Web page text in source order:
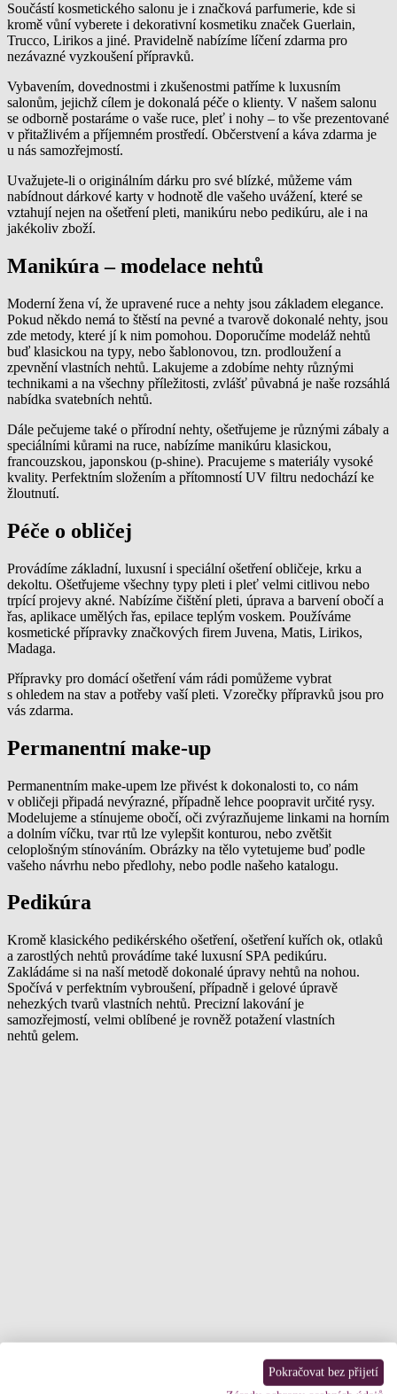
Součástí kosmetického salonu je i značková parfumerie, kde si
kromě vůní vyberete i dekorativní kosmetiku značek Guerlain,
Trucco, Lirikos a jiné. Pravidelně nabízíme líčení zdarma pro
nezávazné vyzkoušení přípravků.
Vybavením, dovednostmi i zkušenostmi patříme k luxusním
salonům, jejichž cílem je dokonalá péče o klienty. V našem salonu
se odborně postaráme o vaše ruce, pleť i nohy – to vše prezentované
v přitažlivém a příjemném prostředí. Občerstvení a káva zdarma je
u nás samozřejmostí.
Uvažujete-li o originálním dárku pro své blízké, můžeme vám
nabídnout dárkové karty v hodnotě dle vašeho uvážení, které se
vztahují nejen na ošetření pleti, manikúru nebo pedikúru, ale i na
jakékoliv zboží.
Manikúra – modelace nehtů
Moderní žena ví, že upravené ruce a nehty jsou základem elegance.
Pokud někdo nemá to štěstí na pevné a tvarově dokonalé nehty, jsou
zde metody, které jí k nim pomohou. Doporučíme modeláž nehtů
buď klasickou na typy, nebo šablonovou, tzn. prodloužení a
zpevnění vlastních nehtů. Lakujeme a zdobíme nehty různými
technikami a na všechny příležitosti, zvlášť půvabná je naše rozsáhlá
nabídka svatebních nehtů.
Dále pečujeme také o přírodní nehty, ošetřujeme je různými zábaly a
speciálními kůrami na ruce, nabízíme manikúru klasickou,
francouzskou, japonskou (p-shine). Pracujeme s materiály vysoké
kvality. Perfektním složením a přítomností UV filtru nedochází ke
žloutnutí.
Péče o obličej
Provádíme základní, luxusní i speciální ošetření obličeje, krku a
dekoltu. Ošetřujeme všechny typy pleti i pleť velmi citlivou nebo
trpící projevy akné. Nabízíme čištění pleti, úprava a barvení obočí a
řas, aplikace umělých řas, epilace teplým voskem. Používáme
kosmetické přípravky značkových firem Juvena, Matis, Lirikos,
Madaga.
Přípravky pro domácí ošetření vám rádi pomůžeme vybrat
s ohledem na stav a potřeby vaší pleti. Vzorečky přípravků jsou pro
vás zdarma.
Permanentní make-up
Permanentním make-upem lze přivést k dokonalosti to, co nám
v obličeji připadá nevýrazné, případně lehce poopravit určité rysy.
Modelujeme a stínujeme obočí, oči zvýrazňujeme linkami na horním
a dolním víčku, tvar rtů lze vylepšit konturou, nebo zvětšit
celoplošným stínováním. Obrázky na tělo vytetujeme buď podle
vašeho návrhu nebo předlohy, nebo podle našeho katalogu.
Pedikúra
Kromě klasického pedikérského ošetření, ošetření kuřích ok, otlaků
a zarostlých nehtů provádíme také luxusní SPA pedikúru.
Zakládáme si na naší metodě dokonalé úpravy nehtů na nohou.
Spočívá v perfektním vybroušení, případně i gelové úpravě
nehezkých tvarů vlastních nehtů. Precizní lakování je
samozřejmostí, velmi oblíbené je rovněž potažení vlastních
nehtů gelem.
Pokračovat bez přijetí